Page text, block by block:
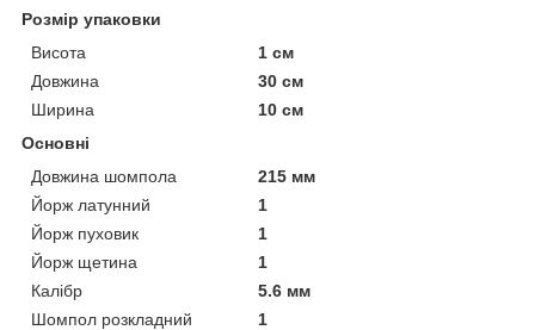
Розмір упаковки
Висота
1 см
Довжина
30 см
Ширина
10 см
Основні
Довжина шомпола
215 мм
Йорж латунний
1
Йорж пуховик
1
Йорж щетина
1
Калібр
5.6 мм
Шомпол розкладний
1